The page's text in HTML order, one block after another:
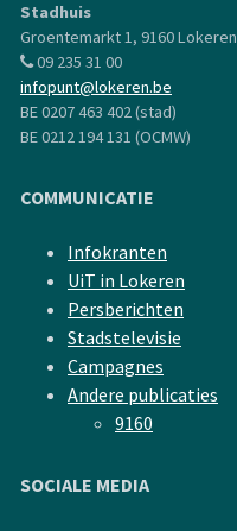
Stadhuis
Groentemarkt 1, 9160 Lokeren
09 235 31 00
infopunt@lokeren.be
BE 0207 463 402 (stad)
BE 0212 194 131 (OCMW)
COMMUNICATIE
Infokranten
UiT in Lokeren
Persberichten
Stadstelevisie
Campagnes
Andere publicaties
9160
SOCIALE MEDIA